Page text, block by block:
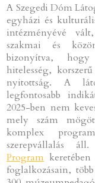
A Szegedi Dóm
egyházi és
intézményévé
szakmai és
bizonyítva, hogy
hitelesség,
nyitottság. A
legfontosabb
2025-ben nem
mely szám
komplex
szerepvállalás
Program
foglalkozásain,